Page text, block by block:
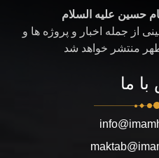
حسین علیه السلام
از جمله اخبار و پروژه ها و
منتشر خواهد شد
ما